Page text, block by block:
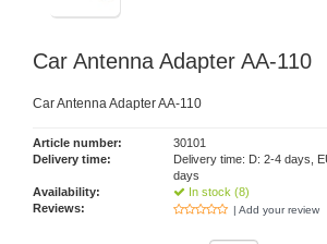
Car Antenna Adapter AA-110
Car Antenna Adapter AA-110
Article number:
30101
Delivery time:
Delivery time: D: 2-4 days,
days
Availability:
In stock (8)
Reviews:
| Add your review